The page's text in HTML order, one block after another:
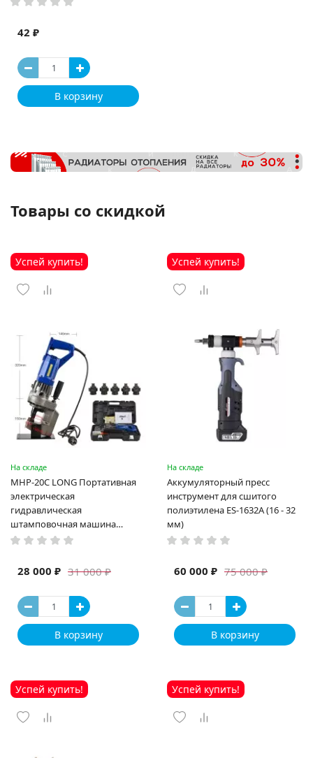
42 ₽
В корзину
Товары со скидкой
Успей купить!
На складе
MHP-20C LONG Портативная
электрическая
гидравлическая
штамповочная машина
высокая мощность и мощный
машина
31 000 ₽
28 000 ₽
В корзину
Успей купить!
На складе
Аккумуляторный пресс
инструмент для сшитого
полиэтилена ES-1632A (16 - 32
мм)
75 000 ₽
60 000 ₽
В корзину
Успей купить! Успей купить!